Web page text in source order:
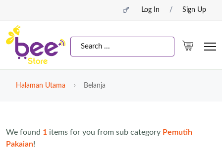
Log In / Sign Up
Halaman Utama Belanja
We found 1 items for you from sub category Pemutih
Pakaian!